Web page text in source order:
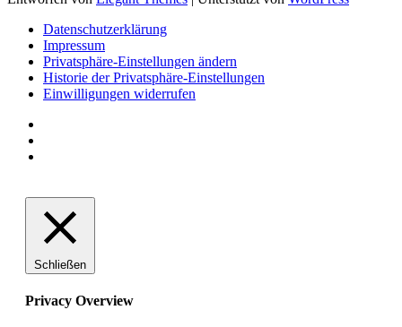
Datenschutzerklärung
Impressum
Privatsphäre-Einstellungen ändern
Historie der Privatsphäre-Einstellungen
Einwilligungen widerrufen
Schließen
Privacy Overview